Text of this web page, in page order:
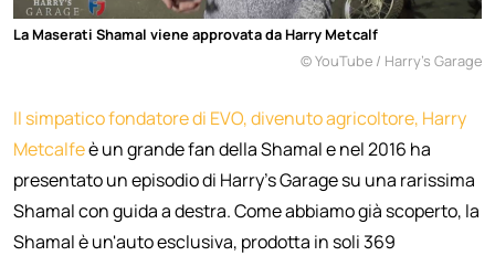
La Maserati Shamal viene approvata da Harry Metcalf
© YouTube / Harry's Garage
Il simpatico fondatore di EVO, divenuto agricoltore, Harry
Metcalfeè un grande fan della Shamal e nel 2016 ha
presentato un episodio di Harry's Garage su una rarissima
Shamal con guida a destra. Come abbiamo già scoperto, la
Shamal è un'auto esclusiva, prodotta in soli 369